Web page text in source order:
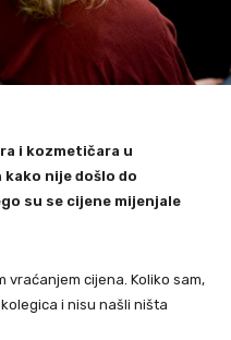
i kozmetičara u
nije došlo do
su se cijene mijenjale
cijena. Koliko sam,
i nisu našli ništa